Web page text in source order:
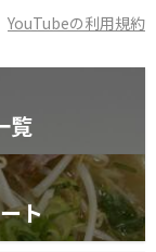
YouTubeの利用規約
覧
ト